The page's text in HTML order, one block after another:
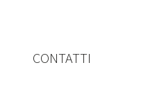
CONTATTI